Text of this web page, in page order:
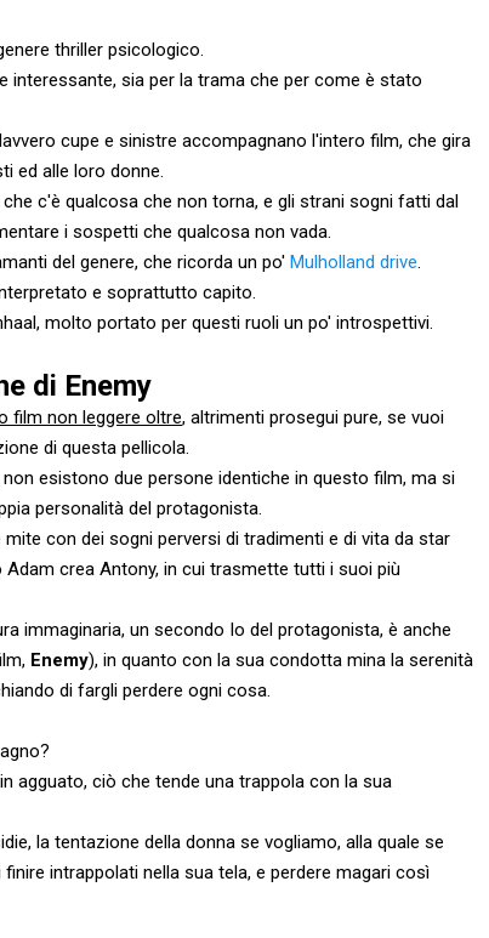
thriller psicologico.
interessante, sia per la trama che per come è stato
cupe e sinistre accompagnano l'intero film, che gira
ed alle loro donne.
c'è qualcosa che non torna, e gli strani sogni fatti dal
i sospetti che qualcosa non vada.
del genere, che ricorda un po' Mulholland drive.
e soprattutto capito.
molto portato per questi ruoli un po' introspettivi.
di Enemy
film non leggere oltre, altrimenti prosegui pure, se vuoi
di questa pellicola.
esistono due persone identiche in questo film, ma si
personalità del protagonista.
con dei sogni perversi di tradimenti e di vita da star
crea Antony, in cui trasmette tutti i suoi più
immaginaria, un secondo Io del protagonista, è anche
Enemy), in quanto con la sua condotta mina la serenità
di fargli perdere ogni cosa.
agguato, ciò che tende una trappola con la sua
la tentazione della donna se vogliamo, alla quale se
intrappolati nella sua tela, e perdere magari così